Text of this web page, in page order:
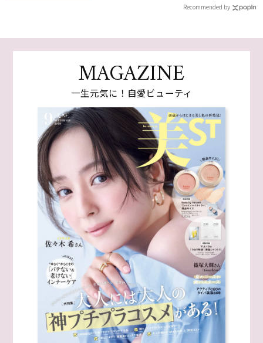
Recommended by
MAGAZINE
一生元気に！自愛ビューティ